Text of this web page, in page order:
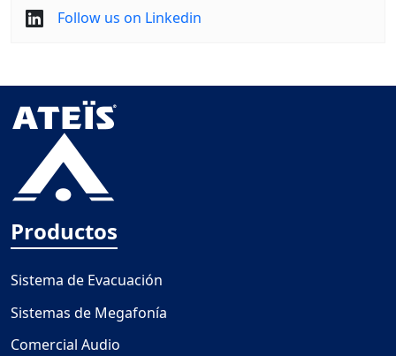
Follow us on Linkedin
Productos
Sistema de Evacuación
Sistemas de Megafonía
Comercial Audio